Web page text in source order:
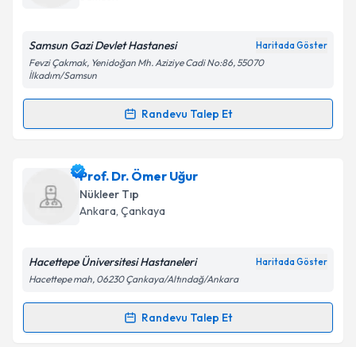
Kişisel verilerimin işlenmesine ilişkinAydınlatma
'ni okudum ve kişisel verilerimin belirtilen
kapsamda işlenmesini kabul ediyorum.
Takvim Talebini Gönder
Samsun Gazi Devlet Hastanesi Haritada Göster
Fevzi Çakmak, Yenidoğan Mh. Aziziye Cadi No:86, 55070
İlkadım/Samsun
Randevu Talep Et
Randevu Takvimi Talebi
Uzm. Dr. Zeynep Özormancık
talebi oluşturun. Size bu uzmandan randevu almanız
için bir takvim hazırlandığında e-posta ile
bilgilendireceğiz.
E-posta Adresiniz
Kişisel verilerimin işlenmesine ilişkinAydınlatma
Prof. Dr. Ömer Uğur
Nükleer Tıp
Ankara, Çankaya
Hacettepe Üniversitesi Hastaneleri Haritada Göster
Hacettepe mah, 06230 Çankaya/Altındağ/Ankara
Randevu Talep Et
Randevu Takvimi Talebi